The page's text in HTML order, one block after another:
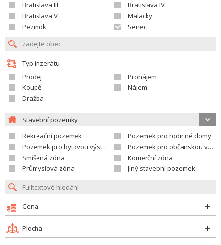
Bratislava III
Bratislava IV
Bratislava V
Malacky
Pezinok
Senec
Typ inzerátu
Prodej
Pronájem
Koupě
Nájem
Dražba
Stavební pozemky
Rekreační pozemek
Pozemek pro rodinné domy
Pozemek pro bytovou výstavbu
Pozemek pro občanskou vybavenost
Smíšená zóna
Komerční zóna
Průmyslová zóna
Jiný stavební pozemek
Cena
Plocha